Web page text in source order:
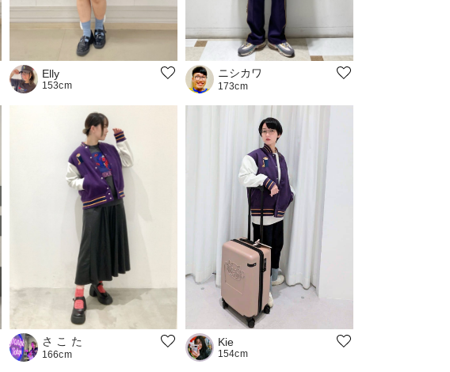
Elly
153cm
ニシカワ
173cm
さ こ た
166cm
Kie
154cm